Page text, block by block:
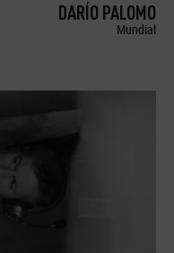
DARÍO PALOMO
Mundial